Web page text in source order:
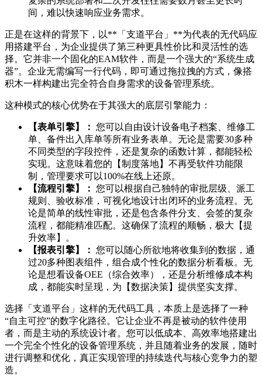
间，难以快速响应业务需求。
正是在这样的背景下，以**「支道平台」**为代表的无代码应
用搭建平台，为企业提供了第三种更具性价比和灵活性的选
择。它并非一个固化的EAM软件，而是一个强大的“系统生成
器”。企业无需编写一行代码，即可通过拖拉拽的方式，像搭
积木一样构建出完全符合自身需求的设备管理系统。
这种模式的核心优势在于其强大的底层引擎能力：
【表单引擎】： 您可以自由设计设备电子档案、维修工
单、备件出入库单等所有业务表单。无论是需要30多种
不同类型的字段控件，还是复杂的函数计算，都能轻松
实现。这意味着您的【制度落地】不再受软件功能限
制，管理要求可以100%在线上还原。
【流程引擎】： 您可以根据自己独特的审批层级、派工
规则、验收标准，可视化地设计出闭环的业务流程。无
论是简单的线性审批，还是包含条件分支、会签的复杂
流程，都能精准匹配。这确保了流程的顺畅，极大【提
升效率】。
【报表引擎】： 您可以随心所欲地将收集到的数据，通
过20多种图表组件，组合成个性化的数据分析看板。无
论是想看设备OEE（综合效率），还是分析维修成本构
成，都能实时呈现，为【数据决策】提供坚实支撑。
选择「支道平台」这样的无代码工具，本质上是选择了一种
“自主可控”的数字化路径。它让企业不再是被动的软件使用
者，而是主动的系统设计者。您可以低成本、高效率地搭建出
一个完全个性化的设备管理系统，并且随着业务的发展，随时
进行调整和优化，真正实现管理的持续迭代与核心竞争力的塑
造。